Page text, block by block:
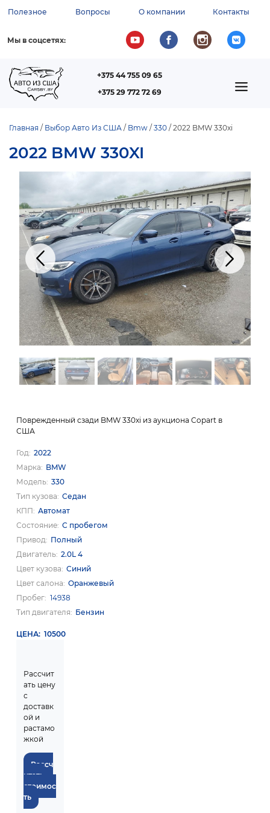
содержанию
ВСПОМОГАТЕЛЬНОЕ
МЕНЮ
Полезное Вопросы О компании Контакты
Мы в соцсетях:
+375 44 755 09 65
+375 29 772 72 69
НАВИГАЦИИ
Главная Выбор Авто Из США Bmw 330 2022 BMW 330xi
2022 BMW 330XI
Поврежденный сзади BMW 330xi из аукциона Copart в
США
Год 2022
Марка
BMW
Модель 330
Тип кузова Седан
КПП Автомат
Состояние С пробегом
Привод
Полный
Двигатель 2.0L 4
Цвет кузова Синий
Цвет салона Оранжевый
Пробег 14938
Тип двигателя
Бензин
ЦЕНА 10500
Рассчит
ать цену
с
доставк
ой и
растамо
жкой
Рассч
итать
стоимос
ть